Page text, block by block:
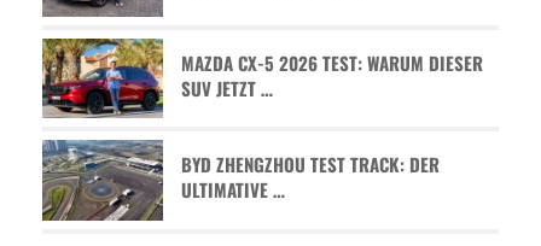
MAZDA CX-5 2026 TEST: WARUM DIESER
SUV JETZT …
BYD ZHENGZHOU TEST TRACK: DER
ULTIMATIVE …